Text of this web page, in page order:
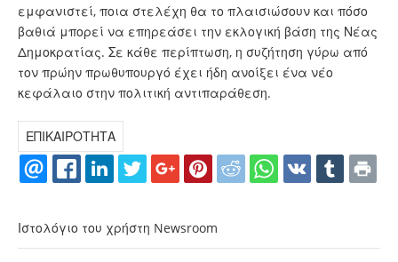
εμφανιστεί, ποια στελέχη θα το πλαισιώσουν και πόσο
βαθιά μπορεί να επηρεάσει την εκλογική βάση της Νέας
Δημοκρατίας. Σε κάθε περίπτωση, η συζήτηση γύρω από
τον πρώην πρωθυπουργό έχει ήδη ανοίξει ένα νέο
κεφάλαιο στην πολιτική αντιπαράθεση.
ΕΠΙΚΑΙΡΟΤΗΤΑ
Ιστολόγιο του χρήστη Newsroom